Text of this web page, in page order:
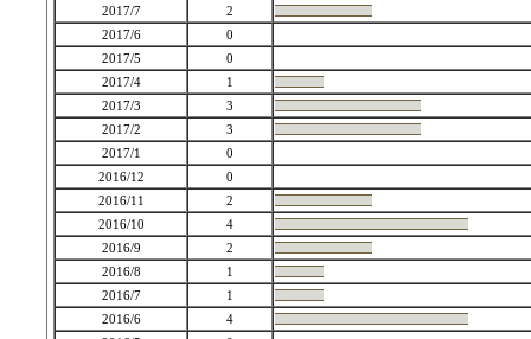
2017/7
2
2017/6
0
2017/5
0
2017/4
1
2017/3
3
2017/2
3
2017/1
0
2016/12
0
2016/11
2
2016/10
4
2016/9
2
2016/8
1
2016/7
1
2016/6
4